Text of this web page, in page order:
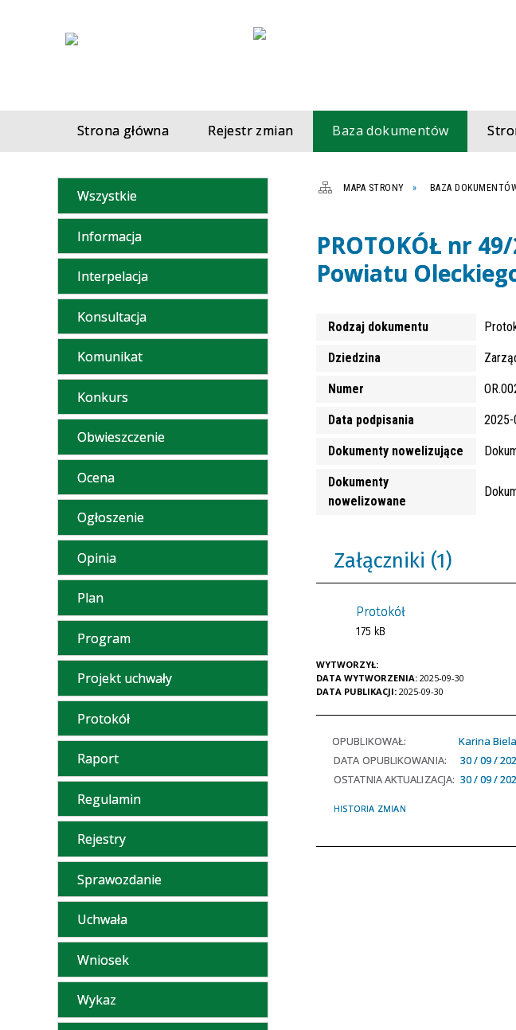
Strona główna Rejestr zmian Baza dokumentów
Wszystkie
Informacja
Interpelacja
Konsultacja
Komunikat
Konkurs
Obwieszczenie
Ocena
Ogłoszenie
Opinia
Plan
Program
Projekt uchwały
Protokół
Raport
Regulamin
Rejestry
Sprawozdanie
Uchwała
Wniosek
Wykaz
MAPA STRONY BAZA
PROTOKÓŁ nr
Powiatu
Rodzaj dokumentu
Dziedzina
Numer
Data podpisania 2025-
Dokumenty nowelizujące
Dokumenty
nowelizowane
Załączniki (1)
Protokół
175 kB
WYTWORZYŁ:
DATA WYTWORZENIA: 2025-09-30
DATA PUBLIKACJI: 2025-09-30
OPUBLIKOWAŁ:
Karina
DATA OPUBLIKOWANIA:
30 / 09 /
OSTATNIA AKTUALIZACJA: 30 / 09 /
HISTORIA ZMIAN